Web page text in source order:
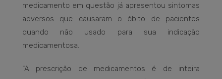
medicamento em questão já apresentou sintomas
adversos que causaram o óbito de pacientes
quando não usado para sua indicação
medicamentosa.
“A prescrição de medicamentos é de inteira